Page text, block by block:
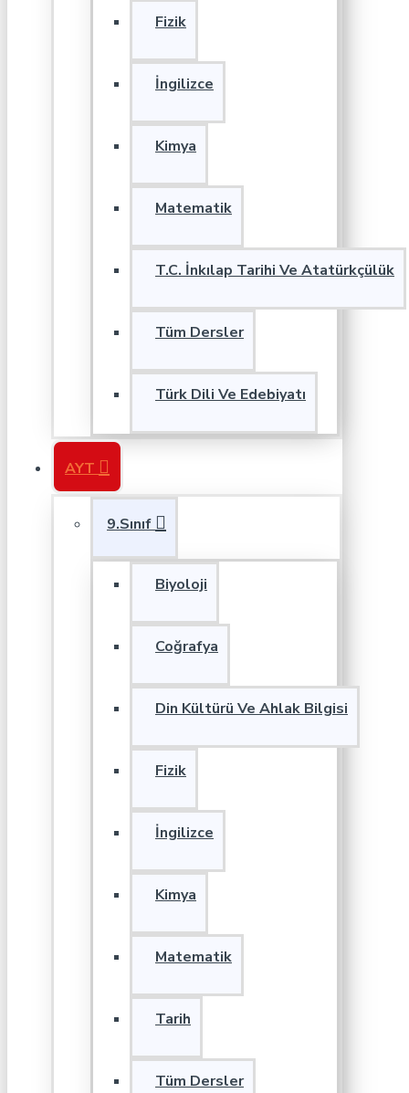
Fizik
İngilizce
Kimya
Matematik
T.C. İnkılap Tarihi Ve Atatürkçülük
Tüm Dersler
Türk Dili Ve Edebiyatı
AYT
9.Sınıf
Biyoloji
Coğrafya
Din Kültürü Ve Ahlak Bilgisi
Fizik
İngilizce
Kimya
Matematik
Tarih
Tüm Dersler